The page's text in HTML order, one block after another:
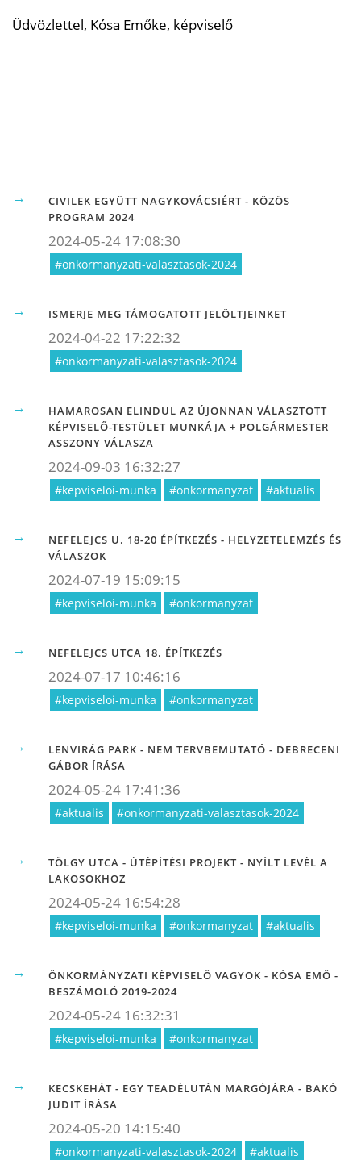
Üdvözlettel, Kósa Emőke, képviselő
CIVILEK EGYÜTT NAGYKOVÁCSIÉRT - KÖZÖS
PROGRAM 2024
#onkormanyzati-valasztasok-2024
2024-05-24 17:08:30
ISMERJE MEG TÁMOGATOTT JELÖLTJEINKET
#onkormanyzati-valasztasok-2024
2024-04-22 17:22:32
HAMAROSAN ELINDUL AZ ÚJONNAN VÁLASZTOTT
KÉPVISELŐ-TESTÜLET MUNKÁJA + POLGÁRMESTER
ASSZONY VÁLASZA
#kepviseloi-munka #onkormanyzat #aktualis
2024-09-03 16:32:27
NEFELEJCS U. 18-20 ÉPÍTKEZÉS - HELYZETELEMZÉS ÉS
VÁLASZOK
#kepviseloi-munka #onkormanyzat
2024-07-19 15:09:15
NEFELEJCS UTCA 18. ÉPÍTKEZÉS
#kepviseloi-munka #onkormanyzat
2024-07-17 10:46:16
LENVIRÁG PARK - NEM TERVBEMUTATÓ - DEBRECENI
GÁBOR ÍRÁSA
#aktualis #onkormanyzati-valasztasok-2024
2024-05-24 17:41:36
TÖLGY UTCA - ÚTÉPÍTÉSI PROJEKT - NYÍLT LEVÉL A
LAKOSOKHOZ
#kepviseloi-munka #onkormanyzat #aktualis
2024-05-24 16:54:28
ÖNKORMÁNYZATI KÉPVISELŐ VAGYOK - KÓSA EMŐ -
BESZÁMOLÓ 2019-2024
#kepviseloi-munka #onkormanyzat
2024-05-24 16:32:31
KECSKEHÁT - EGY TEADÉLUTÁN MARGÓJÁRA - BAKÓ
JUDIT ÍRÁSA
#onkormanyzati-valasztasok-2024
#aktualis
2024-05-20 14:15:40